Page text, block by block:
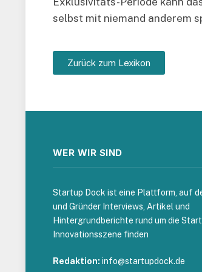
selbst mit niemand anderem
Zurück zum Lexikon
WER WIR SIND
Startup Dock ist eine Plattform, auf
und Gründer Interviews, Artikel und
Hintergrundberichte rund um die
Innovationsszene finden
Redaktion: info@startupdock.de